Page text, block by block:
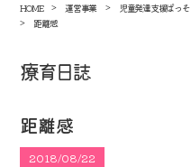
HOME 運営事業 児童発達支援ぱっそ
距離感
療育日誌
距離感
2018/08/22